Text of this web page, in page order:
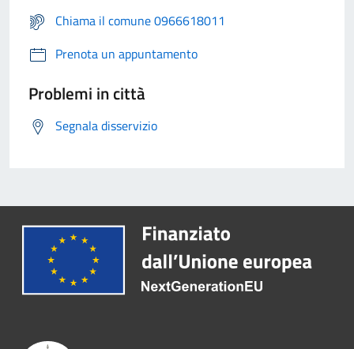
Chiama il comune 0966618011
Prenota un appuntamento
Problemi in città
Segnala disservizio